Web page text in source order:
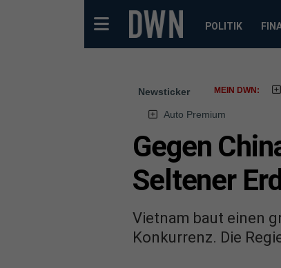
POLITIK
Newsticker MEIN DWN:
Auto Premium
Gegen
Seltener
Vietnam baut einen
Konkurrenz. Die